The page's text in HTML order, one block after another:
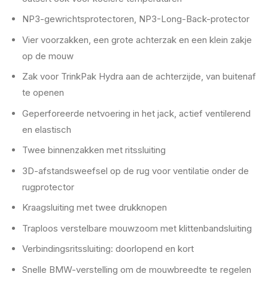
NP3-gewrichtsprotectoren, NP3-Long-Back-protector
Vier voorzakken, een grote achterzak en een klein zakje
op de mouw
Zak voor TrinkPak Hydra aan de achterzijde, van buitenaf
te openen
Geperforeerde netvoering in het jack, actief ventilerend
en elastisch
Twee binnenzakken met ritssluiting
3D-afstandsweefsel op de rug voor ventilatie onder de
rugprotector
Kraagsluiting met twee drukknopen
Traploos verstelbare mouwzoom met klittenbandsluiting
Verbindingsritssluiting: doorlopend en kort
Snelle BMW-verstelling om de mouwbreedte te regelen